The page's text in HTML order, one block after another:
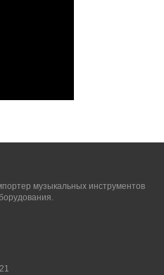
музыкальных инструментов